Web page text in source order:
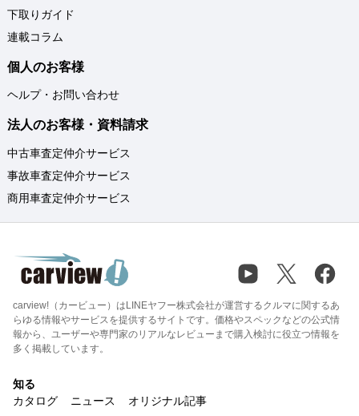
下取りガイド
連載コラム
個人のお客様
ヘルプ・お問い合わせ
法人のお客様・資料請求
中古車査定仲介サービス
事故車査定仲介サービス
商用車査定仲介サービス
carview!（カービュー）はLINEヤフー株式会社が運営するクルマに関するあ
らゆる情報やサービスを提供するサイトです。価格やスペックなどの公式情
報から、ユーザーや専門家のリアルなレビューまで購入検討に役立つ情報を
多く掲載しています。
知る
カタログ
ニュース オリジナル記事